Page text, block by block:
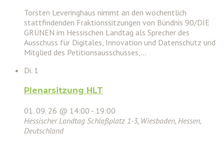
Torsten Leveringhaus nimmt an den wöchentlich
stattfindenden Fraktionssitzungen von Bündnis 90/DIE
GRÜNEN im Hessischen Landtag als Sprecher des
Ausschuss für Digitales, Innovation und Datenschutz und
Mitglied des Petitionsausschusses,…
Di. 1
Plenarsitzung HLT
01. 09. 26 @ 14:00 - 19:00
Hessischer Landtag Schloßplatz 1-3, Wiesbaden, Hessen,
Deutschland